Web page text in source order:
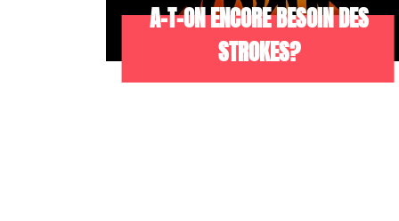
A-T-ON ENCORE BESOIN DES
STROKES?